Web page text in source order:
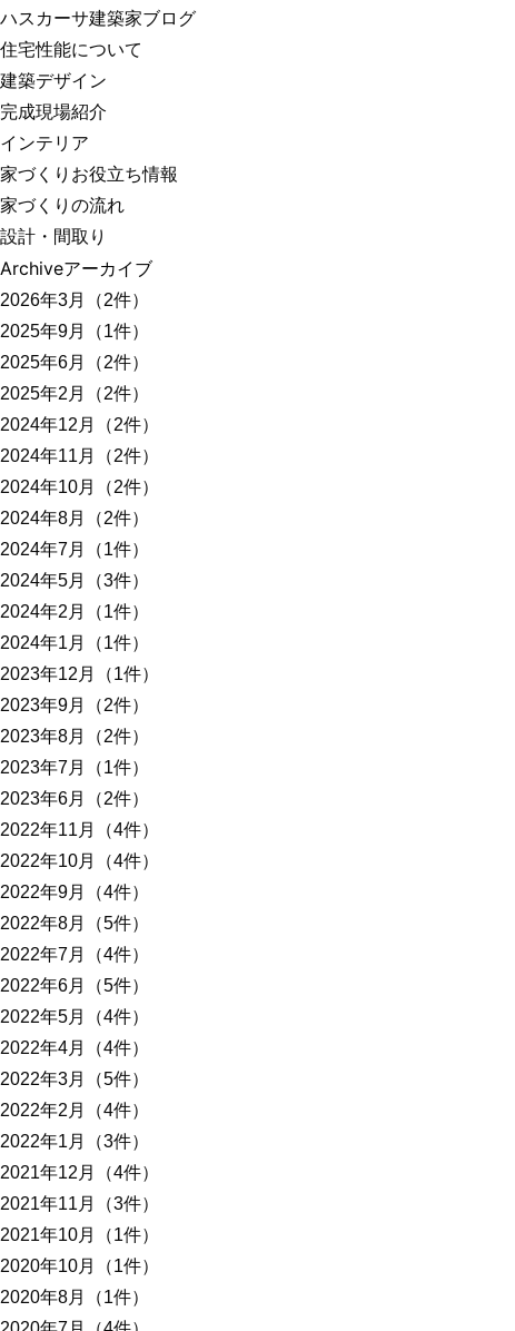
ハスカーサ建築家ブログ
住宅性能について
建築デザイン
完成現場紹介
インテリア
家づくりお役立ち情報
家づくりの流れ
設計・間取り
Archiveアーカイブ
2026年3月（2件）
2025年9月（1件）
2025年6月（2件）
2025年2月（2件）
2024年12月（2件）
2024年11月（2件）
2024年10月（2件）
2024年8月（2件）
2024年7月（1件）
2024年5月（3件）
2024年2月（1件）
2024年1月（1件）
2023年12月（1件）
2023年9月（2件）
2023年8月（2件）
2023年7月（1件）
2023年6月（2件）
2022年11月（4件）
2022年10月（4件）
2022年9月（4件）
2022年8月（5件）
2022年7月（4件）
2022年6月（5件）
2022年5月（4件）
2022年4月（4件）
2022年3月（5件）
2022年2月（4件）
2022年1月（3件）
2021年12月（4件）
2021年11月（3件）
2021年10月（1件）
2020年10月（1件）
2020年8月（1件）